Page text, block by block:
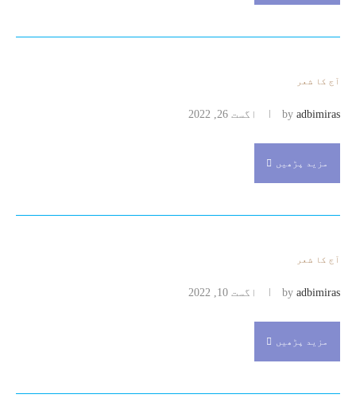
آج کا شعر
by adbimiras اگست 26, 2022
مزید پڑھیں
آج کا شعر
by adbimiras اگست 10, 2022
مزید پڑھیں